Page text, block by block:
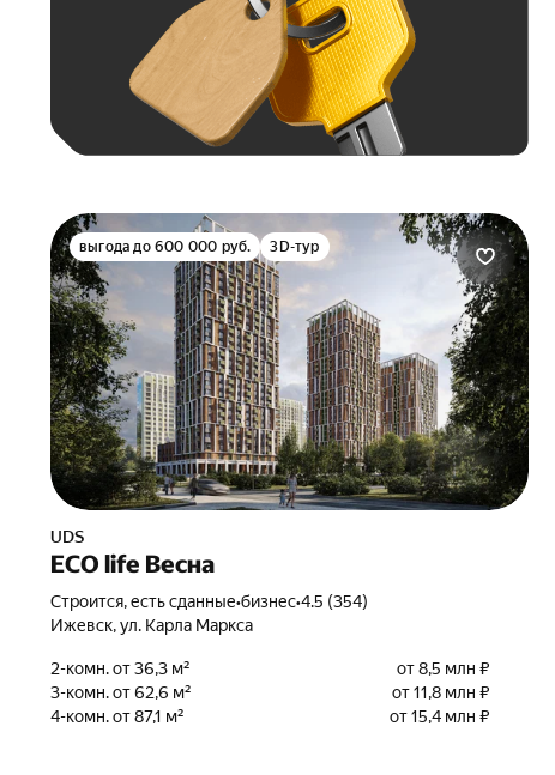
выгода до 600 000 руб. 3D-тур
UDS
ECO life Весна
Строится, есть сданные•бизнес•4.5 (354)
Ижевск, ул. Карла Маркса
2-комн. от 36,3 м²
от 8,5 млн ₽
3-комн. от 62,6 м²
от 11,8 млн ₽
4-комн. от 87,1 м²
от 15,4 млн ₽